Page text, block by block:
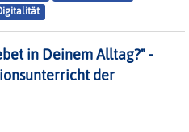
in Deinem Alltag?" -
der